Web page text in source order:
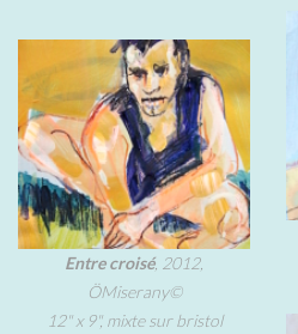
Entre croisé, 2012,
ÖMiserany©
12" x 9", mixte sur bristol